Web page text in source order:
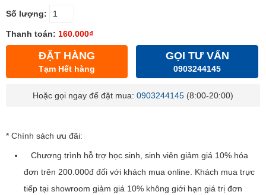
Số lượng:
Thanh toán: 160.000₫
ĐẶT HÀNG
Tạm Hết hàng
GỌI TƯ VẤN
0903244145
Hoặc gọi ngay để đặt mua: 0903244145 (8:00-20:00)
* Chính sách ưu đãi:
Chương trình hỗ trợ học sinh, sinh viên giảm giá 10% hóa
đơn trên 200.000đ đối với khách mua online. Khách mua trực
tiếp tại showroom giảm giá 10% không giới hạn giá trị đơn